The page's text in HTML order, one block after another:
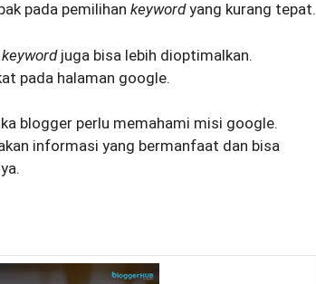
pada pemilihan keywordyang kurang tepat.
keyword juga bisa lebih dioptimalkan.
pada halaman google.
blogger perlu memahami misi google.
informasi yang bermanfaat dan bisa